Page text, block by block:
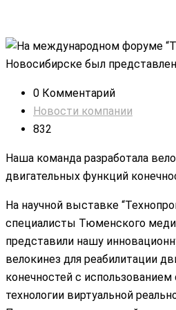
0 Комментарий
Новости компании
832
Наша команда разработала
двигательных функций
На научной выставке
специалисты Тюменского
представили нашу
велокинез для реабилитации
конечностей с использованием
технологии виртуальной